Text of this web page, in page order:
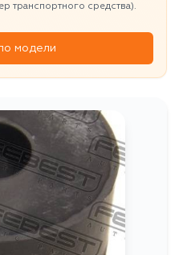
транспортного средства).
модели